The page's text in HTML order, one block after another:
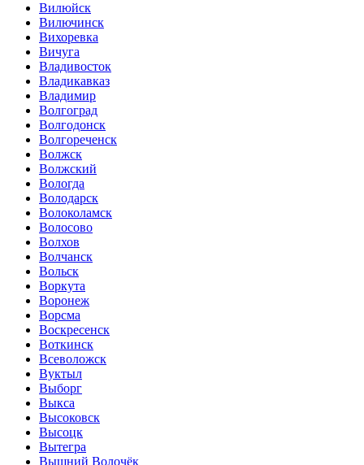
Вилюйск
Вилючинск
Вихоревка
Вичуга
Владивосток
Владикавказ
Владимир
Волгоград
Волгодонск
Волгореченск
Волжск
Волжский
Вологда
Володарск
Волоколамск
Волосово
Волхов
Волчанск
Вольск
Воркута
Воронеж
Ворсма
Воскресенск
Воткинск
Всеволожск
Вуктыл
Выборг
Выкса
Высоковск
Высоцк
Вытегра
Вышний Волочёк